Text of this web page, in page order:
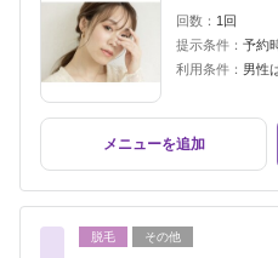
回数： 1回
提示条件： 予約
利用条件： 男性
メニューを追加
脱毛 その他